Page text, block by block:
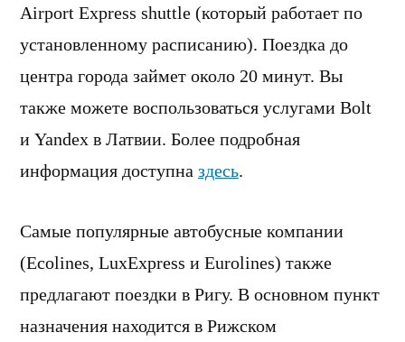
Airport Express shuttle (который работает по
установленному расписанию). Поездка до
центра города займет около 20 минут. Вы
также можете воспользоваться услугами Bolt
и Yandex в Латвии. Более подробная
информация доступна здесь.
Самые популярные автобусные компании
(Ecolines, LuxExpress и Eurolines) также
предлагают поездки в Ригу. В основном пункт
назначения находится в Рижском